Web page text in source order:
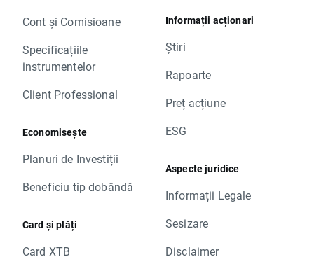
Cont și Comisioane
Specificațiile
instrumentelor
Client Professional
Economisește
Planuri de Investiții
Beneficiu tip dobândă
Card și plăți
Card XTB
Informații acționari
Știri
Rapoarte
Preț acțiune
ESG
Aspecte juridice
Informații Legale
Sesizare
Disclaimer